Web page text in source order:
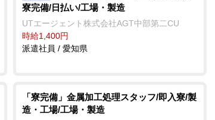
e
寮完備/日払い/工場・製造
UTエージェント株式会社AGT中部第二CU
時給1,400円
派遣社員 / 愛知県
「寮完備」金属加工処理スタッフ/即入寮/製
造・工場/工場・製造